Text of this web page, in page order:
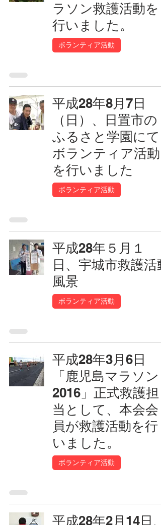
ラソン救護活動を
行いました。
ボランティア活動
平成28年8月7日
（日）、日置市の
ふるさと学園にて
ボランティア活動
を行いました
ボランティア活動
平成28年５月１
日、宇城市救護活
風景
ボランティア活動
平成28年3月6日
「鹿児島マラソン
2016」正式救護担
当として、本会会
員が救護活動を行
いました。
ボランティア活動
平成28年2月14日、